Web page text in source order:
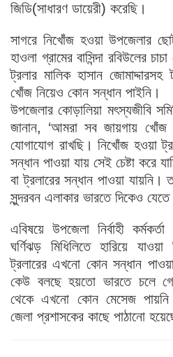
জিডি(সাধারণ ডায়েরী) করেছি।
সাগরে নিখোঁজ হওয়া উপজেলার
হাওলা গ্রামের বাসিন্দা রবিউলের
ট্রলার মালিক হাসান জোমাদ্দারসহ
খোঁজ নিয়েও কোন সন্ধান পাইনি।
উপজেলার কোড়ালিয়া মৎস্যজীবি
জানান, ‘আমরা সব জায়গায় খোঁজ
যোগাযোগ রাখছি। নিখোঁজ হওয়া
সন্ধান পাওয়া যায় সেই চেষ্টা করে
বা ট্রলারের সন্ধান পাওয়া
সুন্দরবন এলাকার ভারতে দিকেও যেতে
এবিষয়ে উপজেলা নির্বাহী
ঘর্ণিঝড় মিধিলিতে হারিয়ে
ট্রলারের এখনো কোন সন্ধান
কেউ বলছে হয়তো ভারতে চলে
থেকে এখনো কোন মেসেজ
জেলা প্রশাসকের কাছে পাঠানো